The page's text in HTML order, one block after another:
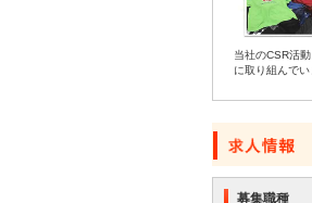
当社のCSR活
に取り組んでい
募集職種